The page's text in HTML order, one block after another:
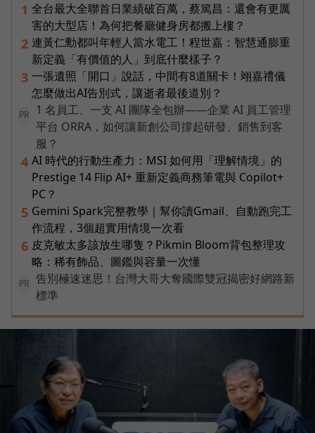
1 全台最大全聯首日業績破百萬，蔡篤昌：還會有更厲
害的大型店！為何把餐廳健身房都搬上樓？
2 連黃仁勳都叫年輕人當水電工！程世嘉：智慧通膨重
新定義「有價值的人」到底什麼樣子？
3 一張遺照「開口」說話，中間有8道關卡！翊嘉禮儀
怎麼做出AI告別式，讓逝者最後道別？
PR
1 名員工、一支 AI 團隊全包辦——企業 AI 員工管理
平台 ORRA，如何讓新創公司撐起研發、銷售到客
服？
4 AI 時代的行動生產力：MSI 如何用「理解情境」的
Prestige 14 Flip AI+ 重新定義商務筆電與 Copilot+
PC？
5 Gemini Spark完整教學｜幫你讀Gmail、自動跑完工
作流程，3個超實用情境一次看
6 皮克敏太多該放生哪隻？Pikmin Bloom背包整理攻
略：稀有飾品、圖鑑與容量一次懂
PR
告別極速迷思！台灣大哥大奪國際雙冠揭密好網路新
標準